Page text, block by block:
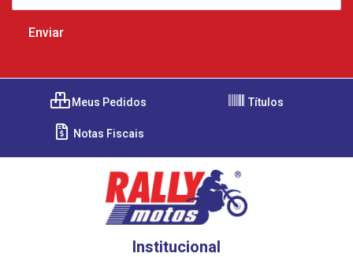
Meus Pedidos Títulos
Notas Fiscais
Institucional